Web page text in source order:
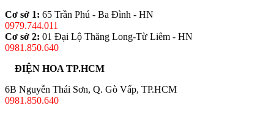
Cơ sở 1: 65 Trần Phú - Ba Đình - HN
0979.744.011
Cơ sở 2: 01 Đại Lộ Thăng Long-Từ Liêm - HN
0981.850.640
ĐIỆN HOA TP.HCM
6B Nguyễn Thái Sơn, Q. Gò Vấp, TP.HCM
0981.850.640